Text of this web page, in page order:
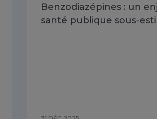
Benzodiazépines : un
santé publique sous-